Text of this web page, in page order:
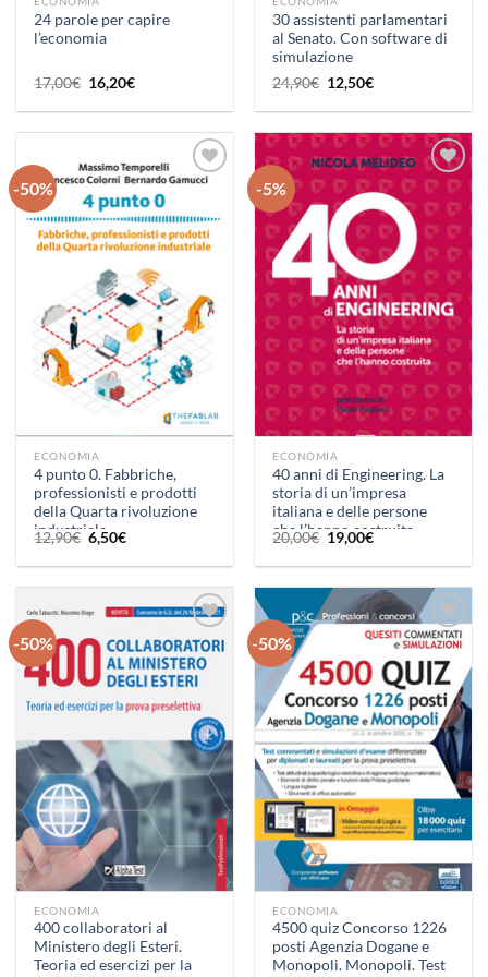
24 parole per capire
l’economia
17,00€ Il
prezzo
originale
17,00€.
16,20€Il
attuale
16,20€.
30 assistenti parlamentari
al Senato. Con software di
simulazione
24,90€ Il
prezzo
originale
24,90€.
12,50€Il
attuale
12,50€.
-50%
Aggiungi
alla lista
ECONOMIA
4 punto 0. Fabbriche,
professionisti e prodotti
della Quarta rivoluzione
industriale
12,90€ Il
prezzo
originale
12,90€.
6,50€Il
attuale
6,50€.
-5%
Aggiungi
alla lista
dei
desideri
ECONOMIA
40 anni di Engineering. La
storia di un’impresa
italiana e delle persone
che l’hanno costruita
20,00€ Il
prezzo
originale
20,00€.
19,00€Il
attuale
19,00€.
-50%
Aggiungi
dei
desideri
ECONOMIA
400 collaboratori al
Ministero degli Esteri.
Teoria ed esercizi per la
-50%
Aggiungi
alla lista
dei
desideri
ECONOMIA
4500 quiz Concorso 1226
posti Agenzia Dogane e
Monopoli. Monopoli. Test